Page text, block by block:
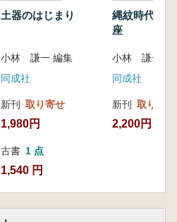
土器のはじまり
小林 謙一 編集
同成社
新刊 取り寄せ
1,980円
古書 1 点
1,540 円
縄紋時代の
座
小林 謙一 著
同成社
新刊 取り寄せ
2,200円